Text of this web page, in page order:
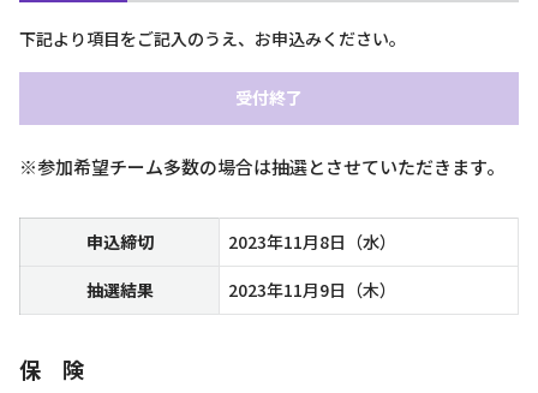
下記より項目をご記入のうえ、お申込みください。
受付終了
※参加希望チーム多数の場合は抽選とさせていただきます。
申込締切
2023年11月8日（水）
抽選結果
2023年11月9日（木）
保 険